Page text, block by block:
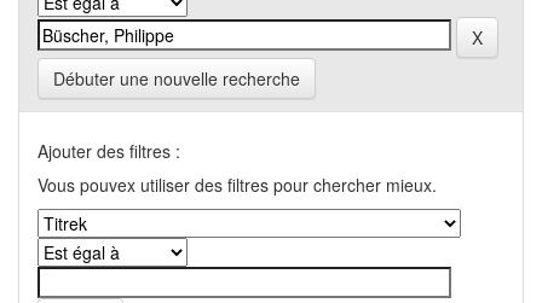
Débuter une nouvelle recherche
Ajouter des filtres :
Vous pouvex utiliser des filtres pour chercher mieux.